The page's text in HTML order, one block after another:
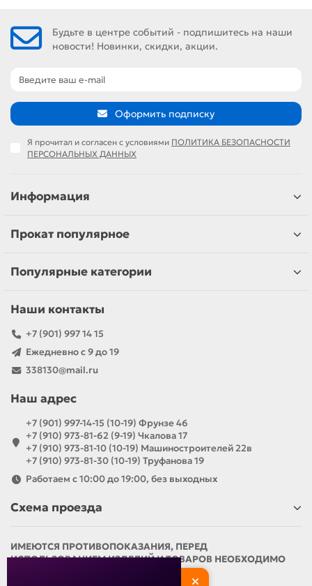
Будьте в центре событий - подпишитесь на наши
новости! Новинки, скидки, акции.
Оформить подписку
Я прочитал и согласен с условиями ПОЛИТИКА БЕЗОПАСНОСТИ
ПЕРСОНАЛЬНЫХ ДАННЫХ
Информация
Прокат популярное
Популярные категории
Наши контакты
+7 (901) 997 14 15
Ежедневно с 9 до 19
338130@mail.ru
Наш адрес
+7 (901) 997-14-15 (10-19) Фрунзе 46
+7 (910) 973-81-62 (9-19) Чкалова 17
+7 (910) 973-81-10 (10-19) Машиностроителей 22в
+7 (910) 973-81-30 (10-19) Труфанова 19
Работаем с 10:00 до 19:00, без выходных
Схема проезда
ИМЕЮТСЯ ПРОТИВОПОКАЗАНИЯ, ПЕРЕД
ИСПОЛЬЗОВАНИЕМ ИЗДЕЛИЙ И ТОВАРОВ НЕОБХОДИМО
ОЗНАКОМИТЬСЯ С ИНСТРУКЦИЕЙ И